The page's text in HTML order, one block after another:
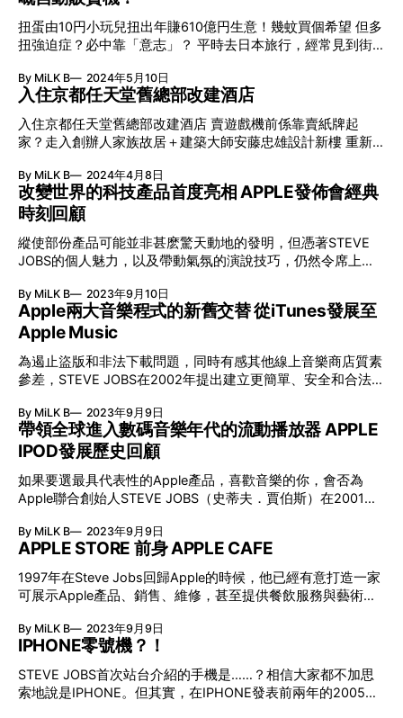
燒錄功能，更與iPod及Mac電腦組成鐵三角：用家想在iPod聽
歌便要先經Mac的iTunes載入歌曲，同時亦可在iTunes更有系
統地管理音樂庫。 由iTunes 到Apple Music 為遏止盜版和非法
史。1980年4月28日Game & Watch之誕生，除了扭轉任天堂
的命運，更開始了掌心遊戲機在電玩界的一場革命。 因為有
Game & Watch，才會出現《Donkey Kong》，然後更有
《Mario》。此外，人氣大Game《薩爾達傳說》亦是從Game
& Watch而來。 復古遊戲熱不斷升溫，香港亦有一群Game迷
投入其中。他們會定期搞Game聚。除了Game & Watch之
外，大量極罕中古遊戲機亦會於今集《Big Brand Theory 》現
身。 順帶一提，日本任天堂博物館即將在2024年10月2日開
扭蛋由10円小玩兒扭出年賺610億円生意！幾蚊買個希望 但多
扭強迫症？必中靠「意志」？ 平時去日本旅行，經常見到街
明而是來自美國？當年扭蛋機最初在日本出現時，裡面的玩具
大部份為香港製造？ 今集帶大家了解一下扭蛋的發展歷史：
由1880年代叫「沉默的銷售員」自動販賣機開始，到1965年
東京淺草首部美國進口扭蛋機「以10圓收集全世界的玩
具！」，再到扭蛋掀起的四波 「扭蛋熱潮」，以及電子扭蛋
Loot box同扭蛋變體盲盒的發展。亦會同大家分析一下，太沉
迷抽扭蛋可能出現的賭徒謬誤、強迫症或控制錯覺偏誤！ 扭
蛋已由「幾蚊買個希望」小玩兒，到2022年，日本扭蛋業成
為有超過4億美元生意額的賺錢金蛋！
By MiLK B 2024年5月10日
入住京都任天堂舊總部改建酒店
入住京都任天堂舊總部改建酒店 賣遊戲機前係靠賣紙牌起
家？走入創辦人家族故居＋建築大師安藤忠雄設計新樓 重新
在京都製作花札紙牌起家，當年的公司總部一直座落在鴨川旁
的五條。這段塵封百年的歷史，在2022年舊總部改作酒店
「丸福樓」之時，終於得以重見天日。 「丸福樓」分為四大
部分 ——天堂花札前辦公室、任天堂創世家族山內家族故
居、舊卡牌倉庫何建築大師安藤忠雄設計的新樓。這集Follow
Me帶大家入住丸福樓，體驗酒店服務，了解任天堂這段起源
故事。
By MiLK B 2024年4月8日
改變世界的科技產品首度亮相 APPLE發佈會經典
時刻回顧
縱使部份產品可能並非甚麽驚天動地的發明，但憑著STEVE
JOBS的個人魅力，以及帶動氣氛的演說技巧，仍然令席上觀
2023 Apple 發佈會將於香港時間9月13日凌晨1時舉行的前
夕，讓我們重溫Apple發佈會經典而改變世界的重要時刻。
By MiLK B 2023年9月10日
Apple兩大音樂程式的新舊交替 從iTunes發展至
Apple Music
為遏止盜版和非法下載問題，同時有感其他線上音樂商店質素
參差，STEVE JOBS在2002年提出建立更簡單、安全和合法購
元歸唱片公司所有。
By MiLK B 2023年9月9日
帶領全球進入數碼音樂年代的流動播放器 APPLE
IPOD發展歷史回顧
如果要選最具代表性的Apple產品，喜歡音樂的你，會否為
Apple聯合創始人STEVE JOBS（史蒂夫．賈伯斯）在2001年
CD或MD年代，確實無法深切體會iPod的吸引之處；但在智能
手機與音樂串流平台面世前，iPod無疑是一台最方便的流動音
樂播放器，只需數個步驟便能將家中的CD實體珍藏轉成數碼
檔案，再輕鬆地帶到不同地方收聽。 正如現任Apple CEO TIM
COOK（提姆．庫克）在2016年的Apple Event所述：
「MUSIC IS AT THE CORE OF OUR DNA, IT DEEPLY
INSPIRES AND MOVES US」，iPod當年不但驅使全球音樂產
Apple Watch等革命性流動裝置相繼面世，並帶領Apple由電
腦業務轉型至多元化的科技企業，從最初創立的「Apple
By MiLK B 2023年9月9日
APPLE STORE 前身 APPLE CAFE
1997年在Steve Jobs回歸Apple的時候，他已經有意打造一家
可展示Apple產品、銷售、維修，甚至提供餐飲服務與藝術展
By MiLK B 2023年9月9日
IPHONE零號機？！
STEVE JOBS首次站台介紹的手機是……？相信大家都不加思
索地說是IPHONE。但其實，在IPHONE發表前兩年的2005